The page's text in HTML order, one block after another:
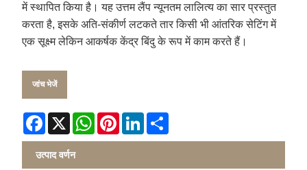
में स्थापित किया है। यह उत्तम लैंप न्यूनतम लालित्य का सार प्रस्तुत
करता है, इसके अति-संकीर्ण लटकते तार किसी भी आंतरिक सेटिंग में
एक सूक्ष्म लेकिन आकर्षक केंद्र बिंदु के रूप में काम करते हैं।
जांच भेजें
Facebook
X WhatsApp
PinterestLinkedIn
उत्पाद वर्णन